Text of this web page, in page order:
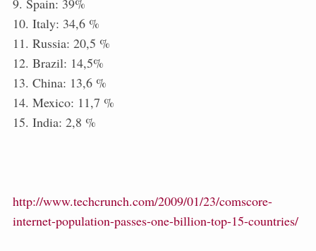
9. Spain: 39%
10. Italy: 34,6 %
11. Russia: 20,5 %
12. Brazil: 14,5%
13. China: 13,6 %
14. Mexico: 11,7 %
15. India: 2,8 %
http://www.techcrunch.com/2009/01/23/comscore-
internet-population-passes-one-billion-top-15-countries/